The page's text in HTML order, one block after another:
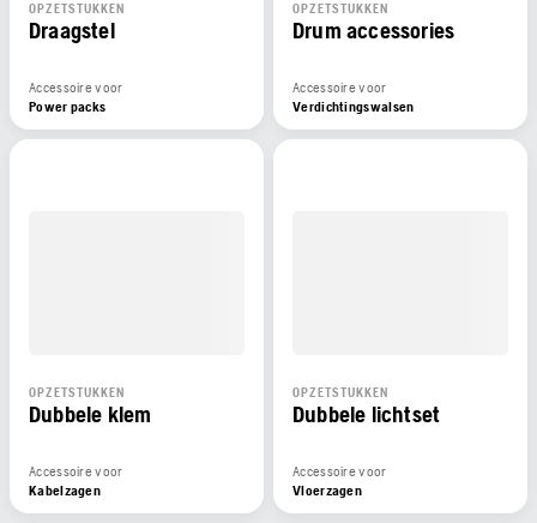
OPZETSTUKKEN
Draagstel
Accessoire voor
Power packs
OPZETSTUKKEN
Drum accessories
Accessoire voor
Verdichtingswalsen
OPZETSTUKKEN
Dubbele klem
Accessoire voor
Kabelzagen
OPZETSTUKKEN
Dubbele lichtset
Accessoire voor
Vloerzagen